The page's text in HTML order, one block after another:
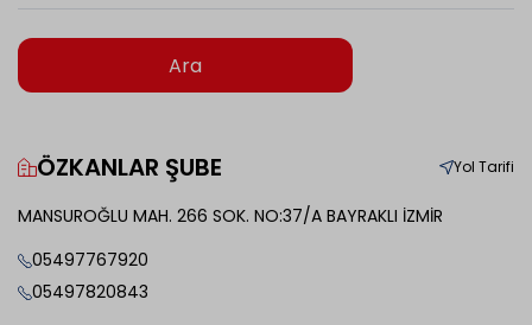
Ara
ÖZKANLAR ŞUBE Yol Tarifi
MANSUROĞLU MAH. 266 SOK. NO:37/A BAYRAKLI İZMİR
05497767920
05497820843